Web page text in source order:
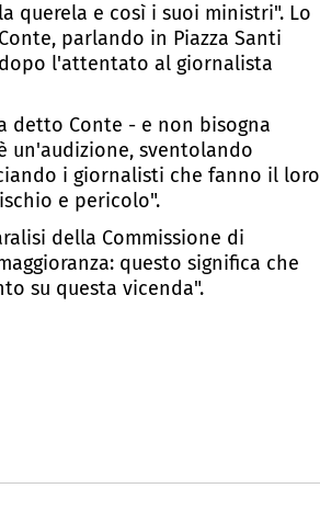
querela e così i suoi ministri". Lo
parlando in Piazza Santi
l'attentato al giornalista
detto Conte - e non bisogna
un'audizione, sventolando
i giornalisti che fanno il loro
e pericolo".
della Commissione di
questo significa che
su questa vicenda".